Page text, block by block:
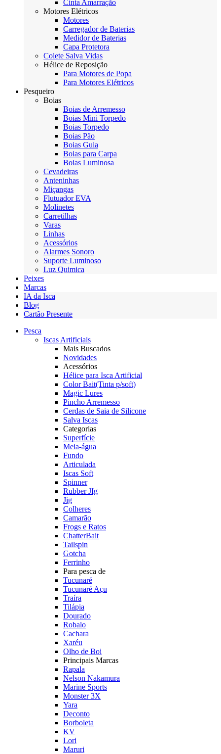
Cinta Amarração
Motores Elétricos
Motores
Carregador de Baterias
Medidor de Baterias
Capa Protetora
Colete Salva Vidas
Hélice de Reposição
Para Motores de Popa
Para Motores Elétricos
Pesqueiro
Boias
Boias de Arremesso
Boias Mini Torpedo
Boias Torpedo
Boias Pão
Boias Guia
Boias para Carpa
Boias Luminosa
Cevadeiras
Anteninhas
Miçangas
Flutuador EVA
Molinetes
Carretilhas
Varas
Linhas
Acessórios
Alarmes Sonoro
Suporte Luminoso
Luz Quimica
Peixes
Marcas
IA da Isca
Blog
Cartão Presente
Pesca
Iscas Artificiais
Mais Buscados
Novidades
Acessórios
Hélice para Isca Artificial
Color Bait(Tinta p/soft)
Magic Lures
Pincho Arremesso
Cerdas de Saia de Silicone
Salva Iscas
Categorias
Superfície
Meia-água
Fundo
Articulada
Iscas Soft
Spinner
Rubber JIg
Jig
Colheres
Camarão
Frogs e Ratos
ChatterBait
Tailspin
Gotcha
Ferrinho
Para pesca de
Tucunaré
Tucunaré Açu
Traíra
Tilápia
Dourado
Robalo
Cachara
Xaréu
Olho de Boi
Principais Marcas
Rapala
Nelson Nakamura
Marine Sports
Monster 3X
Yara
Deconto
Borboleta
KV
Lori
Maruri